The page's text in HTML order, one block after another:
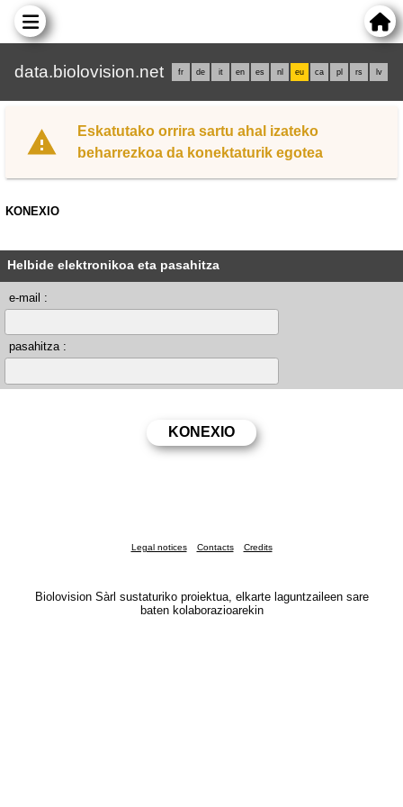
data.biolovision.net fr de it en es nl eu ca pl rs lv
Eskatutako orrira sartu ahal izateko
beharrezkoa da konektaturik egotea
KONEXIO
Helbide elektronikoa eta pasahitza
e-mail :
pasahitza :
Legal notices Contacts Credits
Biolovision Sàrl sustaturiko proiektua, elkarte laguntzaileen sare
baten kolaborazioarekin